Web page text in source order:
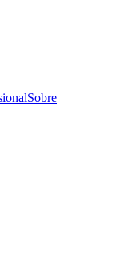
Sobre